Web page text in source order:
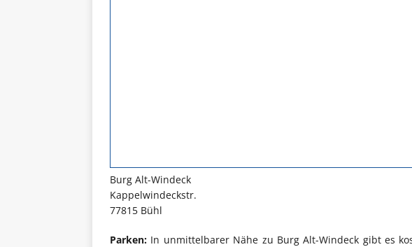
Burg Alt-Windeck
Kappelwindeckstr.
77815 Bühl
Parken: In unmittelbarer Nähe zu Burg Alt-Windeck gibt es